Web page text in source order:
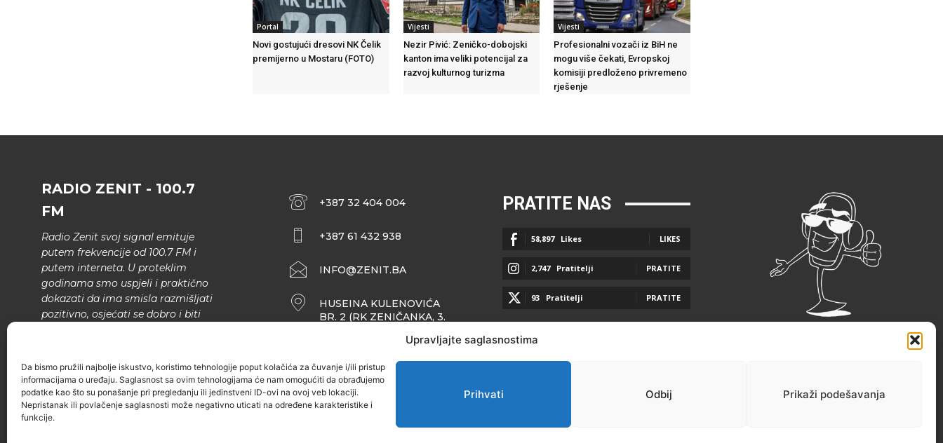
Upravljajte saglasnostima
Da bismo pružili najbolje iskustvo, koristimo tehnologije poput kolačića za čuvanje i/ili pristup
informacijama o uređaju. Saglasnost sa ovim tehnologijama će nam omogućiti da obrađujemo
podatke kao što su ponašanje pri pregledanju ili jedinstveni ID-ovi na ovoj veb lokaciji.
Nepristanak ili povlačenje saglasnosti može negativno uticati na određene karakteristike i
funkcije.
Prihvati Odbij Prikaži podešavanja
Portal
Novi gostujući dresovi NK Čelik
premijerno u Mostaru (FOTO)
Vijesti
Nezir Pivić: Zeničko-dobojski
kanton ima veliki potencijal za
razvoj kulturnog turizma
Vijesti
Profesionalni vozači iz BiH ne
mogu više čekati, Evropskoj
komisiji predloženo privremeno
rješenje
RADIO ZENIT - 100.7
FM
Radio Zenit svoj signal emituje
putem frekvencije od 100.7 FM i
putem interneta. U proteklim
godinama smo uspjeli i praktično
dokazati da ima smisla razmišljati
pozitivno, osjećati se dobro i biti
narodne muzike..
+387 32 404 004
+387 61 432 938
INFO@ZENIT.BA
HUSEINA KULENOVIĆA
BR. 2 (RK ZENIČANKA, 3.
PRATITE NAS
58,897 Likes LIKES
2,747 Pratitelji PRATITE
93 Pratitelji PRATITE